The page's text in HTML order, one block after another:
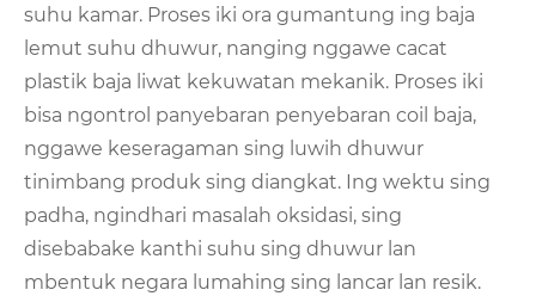
suhu kamar. Proses iki ora gumantung ing baja
lemut suhu dhuwur, nanging nggawe cacat
plastik baja liwat kekuwatan mekanik. Proses iki
bisa ngontrol panyebaran penyebaran coil baja,
nggawe keseragaman sing luwih dhuwur
tinimbang produk sing diangkat. Ing wektu sing
padha, ngindhari masalah oksidasi, sing
disebabake kanthi suhu sing dhuwur lan
mbentuk negara lumahing sing lancar lan resik.